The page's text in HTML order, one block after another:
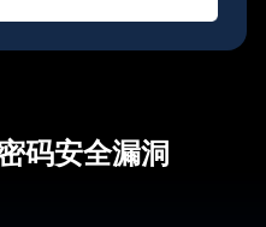
码安全漏洞